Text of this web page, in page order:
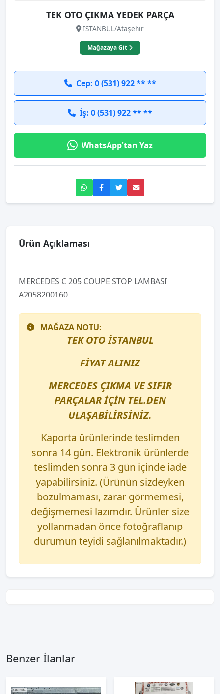
TEK OTO ÇIKMA YEDEK PARÇA
İSTANBUL/Ataşehir
Mağazaya Git
Cep: 0 (531) 922 ** **
İş: 0 (531) 922 ** **
WhatsApp'tan Yaz
Ürün Açıklaması
MERCEDES C 205 COUPE STOP LAMBASI
A2058200160
MAĞAZA NOTU:
TEK OTO İSTANBUL
FİYAT ALINIZ
MERCEDES ÇIKMA VE SIFIR
PARÇALAR İÇİN TEL.DEN
ULAŞABİLİRSİNİZ.
Kaporta ürünlerinde teslimden
sonra 14 gün. Elektronik ürünlerde
teslimden sonra 3 gün içinde iade
yapabilirsiniz. (Ürünün sizdeyken
bozulmaması, zarar görmemesi,
değişmemesi lazımdır. Ürünler size
yollanmadan önce fotoğraflanıp
durumun teyidi sağlanılmaktadır.)
Benzer İlanlar